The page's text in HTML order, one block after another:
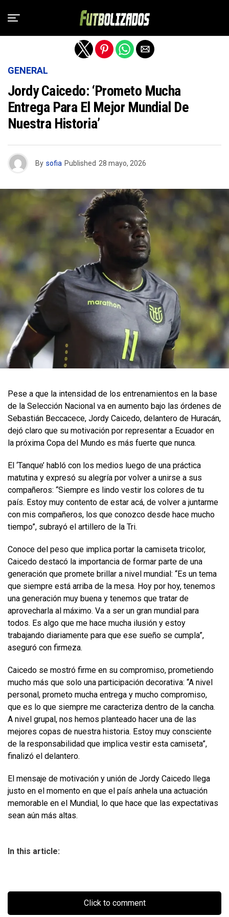
GENERAL
Jordy Caicedo: ‘Prometo Mucha
Entrega Para El Mejor Mundial De
Nuestra Historia’
By sofia Published 28 mayo, 2026
Pese a que la intensidad de los entrenamientos en la base
de la Selección Nacional va en aumento bajo las órdenes de
Sebastián Beccacece, Jordy Caicedo, delantero de Huracán,
dejó claro que su motivación por representar a Ecuador en
la próxima Copa del Mundo es más fuerte que nunca.
El ‘Tanque’ habló con los medios luego de una práctica
matutina y expresó su alegría por volver a unirse a sus
compañeros: “Siempre es lindo vestir los colores de tu
país. Estoy muy contento de estar acá, de volver a juntarme
con mis compañeros, los que conozco desde hace mucho
tiempo”, subrayó el artillero de la Tri.
Conoce del peso que implica portar la camiseta tricolor,
Caicedo destacó la importancia de formar parte de una
generación que promete brillar a nivel mundial: “Es un tema
que siempre está arriba de la mesa. Hoy por hoy, tenemos
una generación muy buena y tenemos que tratar de
aprovecharla al máximo. Va a ser un gran mundial para
todos. Es algo que me hace mucha ilusión y estoy
trabajando diariamente para que ese sueño se cumpla”,
aseguró con firmeza.
Caicedo se mostró firme en su compromiso, prometiendo
mucho más que solo una participación decorativa: “A nivel
personal, prometo mucha entrega y mucho compromiso,
que es lo que siempre me caracteriza dentro de la cancha.
A nivel grupal, nos hemos planteado hacer una de las
mejores copas de nuestra historia. Estoy muy consciente
de la responsabilidad que implica vestir esta camiseta”,
finalizó el delantero.
El mensaje de motivación y unión de Jordy Caicedo llega
justo en el momento en que el país anhela una actuación
memorable en el Mundial, lo que hace que las expectativas
sean aún más altas.
In this article:
Click to comment
Salir de la versión móvil